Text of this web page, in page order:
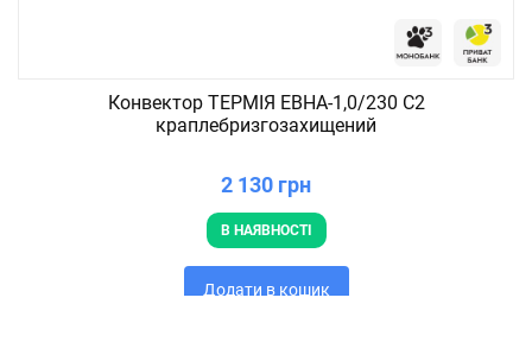
Конвектор ТЕРМІЯ ЕВНА-1,0/230 C2
краплебризгозахищений
2 130 грн
В НАЯВНОСТІ
Додати в кошик